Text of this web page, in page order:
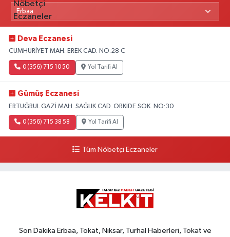
Deva Eczanesi
CUMHURİYET MAH. EREK CAD. NO:28 C
0 (356) 715 10 50 Yol Tarifi Al
Gümüş Eczanesi
ERTUĞRUL GAZİ MAH. SAĞLIK CAD. ORKİDE SOK. NO:30
0 (356) 715 38 58 Yol Tarifi Al
Tüm Nöbetçi Eczaneler
Son Dakika Erbaa, Tokat, Niksar, Turhal Haberleri, Tokat ve